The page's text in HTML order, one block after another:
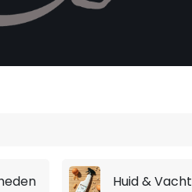
Huid & Vacht